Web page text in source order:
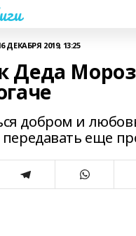
ДЕКАБРЯ 2019, 13:25
Деда
добром и
передавать еще